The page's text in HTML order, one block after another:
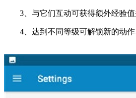
3、与它们互动可获得额外经验值
4、达到不同等级可解锁新的动作